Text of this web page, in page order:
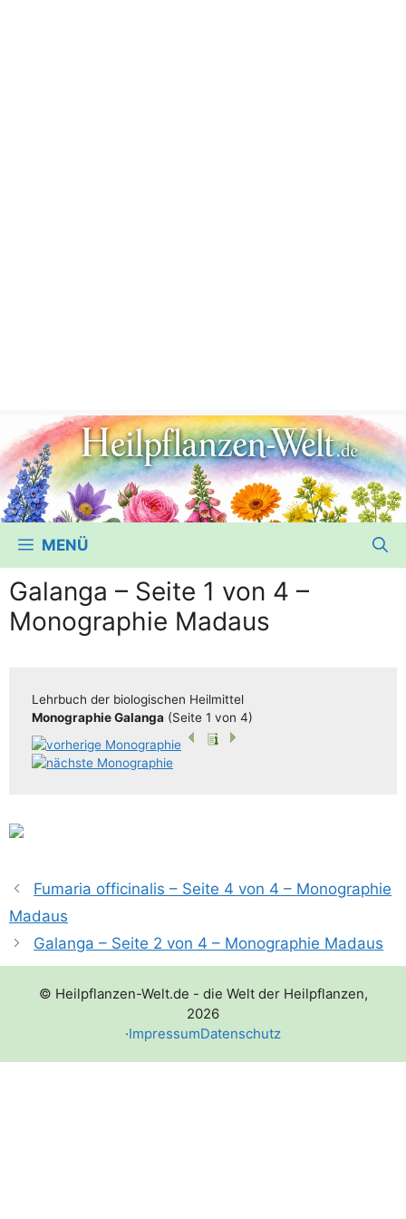
MENÜ
Galanga – Seite 1 von 4 –
Monographie Madaus
Lehr­buch der bio­lo­gi­schen Heilmittel
Mono­gra­phie Galan­ga (Sei­te 1 von 4)
Fumaria officinalis – Seite 4 von 4 – Monographie
Madaus
Galanga – Seite 2 von 4 – Monographie Madaus
© Heilpflanzen-Welt.de - die Welt der Heilpflanzen,
2026
·ImpressumDatenschutz